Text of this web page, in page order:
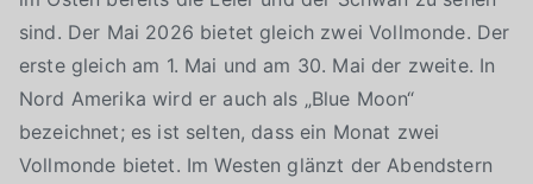
sind. Der Mai 2026 bietet gleich zwei Vollmonde. Der
erste gleich am 1. Mai und am 30. Mai der zweite. In
Nord Amerika wird er auch als „Blue Moon“
bezeichnet; es ist selten, dass ein Monat zwei
Vollmonde bietet. Im Westen glänzt der Abendstern